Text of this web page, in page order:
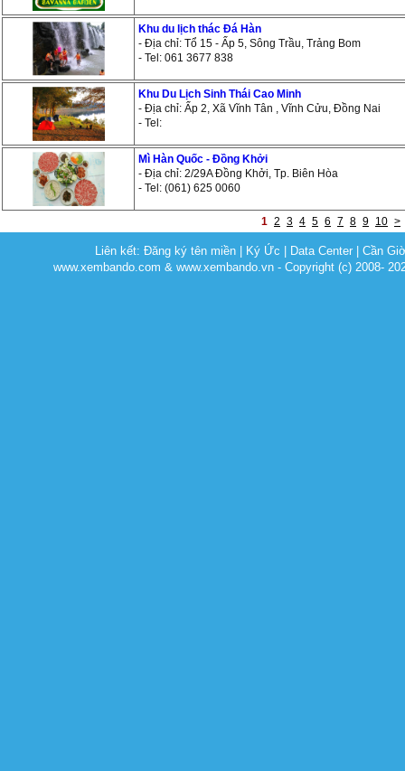
Khu du lịch thác Đá Hàn
- Địa chỉ: Tổ 15 - Ấp 5, Sông Trầu, Trảng Bom
- Tel: 061 3677 838
Khu Du Lịch Sinh Thái Cao Minh
- Địa chỉ: Ấp 2, Xã Vĩnh Tân , Vĩnh Cửu, Đồng Nai
- Tel:
Mì Hàn Quốc - Đồng Khởi
- Địa chỉ: 2/29A Đồng Khởi, Tp. Biên Hòa
- Tel: (061) 625 0060
1 2 3 4 5 6 7 8 9 10 >
Liên kết:Đăng ký tên miền Ký Ức Data Center |Cần
www.xembando.com & www.xembando.vn - Copyright (c) 2008-